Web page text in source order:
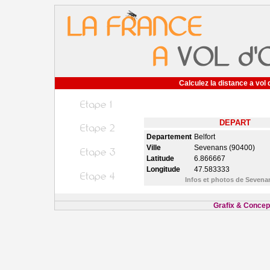
Calculez la distance a vol
DEPART
Departement Belfort
Ville
Sevenans (90400)
Latitude
6.866667
Longitude
47.583333
Infos et photos de
Grafix &